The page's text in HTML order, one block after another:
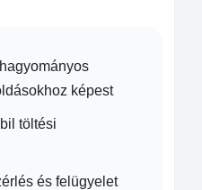
képest
töltési
és felügyelet